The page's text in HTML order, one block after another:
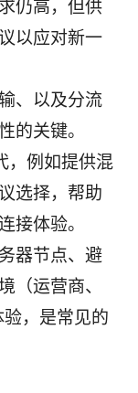
仍高，但供
以应对新一
、以及分流
的关键。
，例如提供混
选择，帮助
接体验。
器节点、避
（运营商、
，是常见的